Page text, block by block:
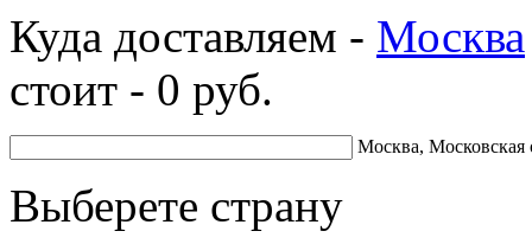
Куда доставляем - Москва
стоит - 0 руб.
Москва, Московская
Выберете страну